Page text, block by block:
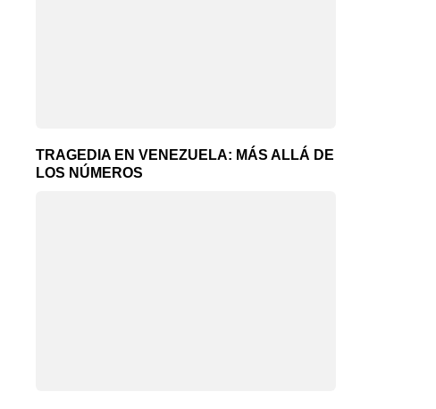
TRAGEDIA EN VENEZUELA: MÁS ALLÁ DE
LOS NÚMEROS